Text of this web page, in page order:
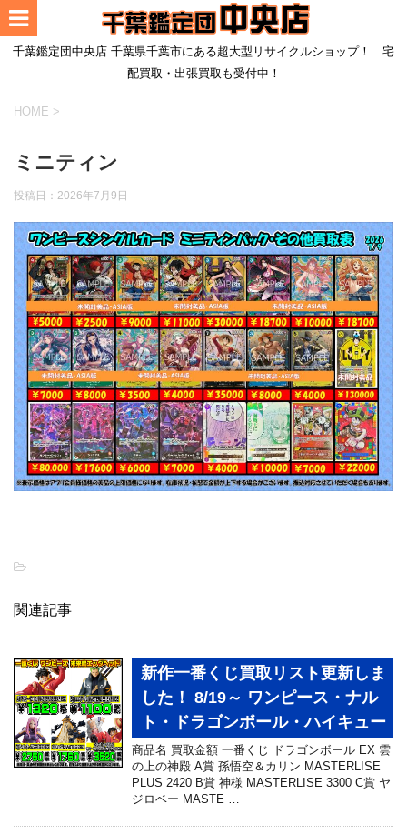
千葉鑑定団中央店 千葉県千葉市にある超大型リサイクルショップ！ 宅
配買取・出張買取も受付中！
HOME >
ミニティン
投稿日： 2026年7月9日
-
関連記事
新作一番くじ買取リスト更新しま
した！ 8/19～ ワンピース・ナル
ト・ドラゴンボール・ハイキュー
商品名 買取金額 一番くじ ドラゴンボール EX 雲
の上の神殿 A賞 孫悟空＆カリン MASTERLISE
PLUS 2420 B賞 神様 MASTERLISE 3300 C賞 ヤ
ジロベー MASTE …